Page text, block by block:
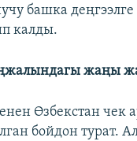
башка
калды.
жаңы
Өзбекстан чек
бойдон турат.